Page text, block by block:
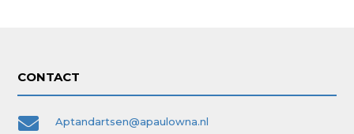
CONTACT
 Aptandartsen@apaulowna.nl